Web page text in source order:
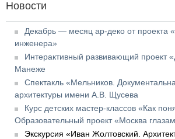
Новости
Декабрь — месяц ар-деко от проекта
инженера»
Интерактивный развивающий проект
Манеже
Спектакль «Мельников.
архитектуры имени А.В. Щусева
Курс детских мастер-классов «Как
Образовательный проект «Москва
Экскурсия «Иван Жолтовский.